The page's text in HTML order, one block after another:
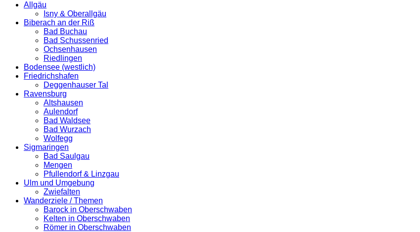
Allgäu
Isny & Oberallgäu
Biberach an der Riß
Bad Buchau
Bad Schussenried
Ochsenhausen
Riedlingen
Bodensee (westlich)
Friedrichshafen
Deggenhauser Tal
Ravensburg
Altshausen
Aulendorf
Bad Waldsee
Bad Wurzach
Wolfegg
Sigmaringen
Bad Saulgau
Mengen
Pfullendorf & Linzgau
Ulm und Umgebung
Zwiefalten
Wanderziele / Themen
Barock in Oberschwaben
Kelten in Oberschwaben
Römer in Oberschwaben